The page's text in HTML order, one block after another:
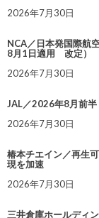
2026年7月30日
NCA／日本発国際航
8月1日適用 改定）
2026年7月30日
JAL／2026年8月前
2026年7月30日
椿本チエイン／再生
現を加速
2026年7月30日
三井倉庫ホールディ